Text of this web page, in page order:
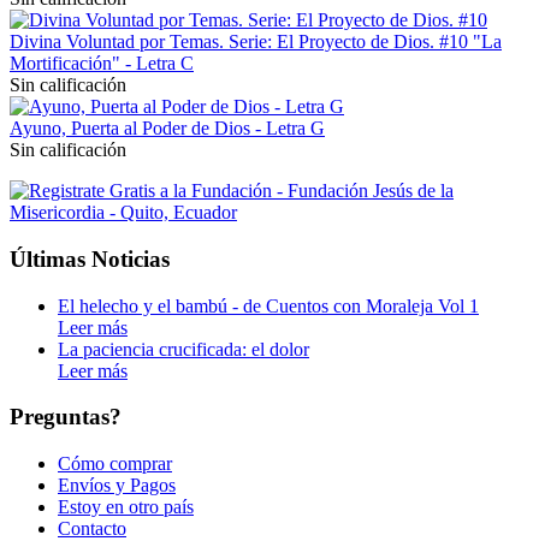
Divina Voluntad por Temas. Serie: El Proyecto de Dios. #10 "La
Mortificación" - Letra C
Sin calificación
Ayuno, Puerta al Poder de Dios - Letra G
Sin calificación
Últimas Noticias
El helecho y el bambú - de Cuentos con Moraleja Vol 1
Leer más
La paciencia crucificada: el dolor
Leer más
Preguntas?
Cómo comprar
Envíos y Pagos
Estoy en otro país
Contacto